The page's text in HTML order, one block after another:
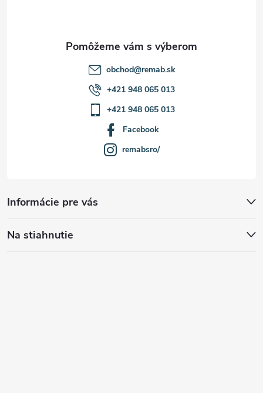
Informácie pre vás
Na stiahnutie
obchod@remab.sk
+421 948 065 013
+421 948 065 013
Facebook
remabsro/